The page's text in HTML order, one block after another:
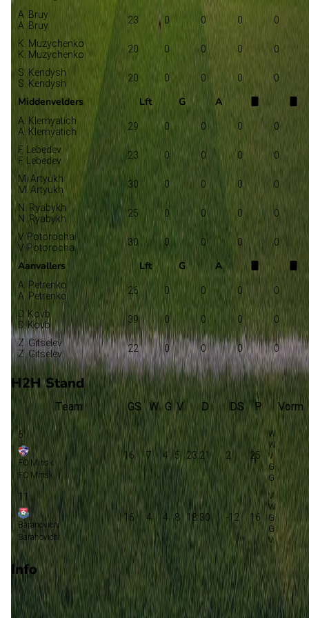
A. Bruy
A. Bruy
23 0 0 0 0
K. Muzychenko
K. Muzychenko
20 0 0 0 0
S. Kendysh
S. Kendysh
20 0 0 0 0
Middenvelders Lft G A
A. Klemyatich
A. Klemyatich
29 0 0 0 0
F. Lebedev
F. Lebedev
23 0 0 0 0
M. Artyukh
M. Artyukh
30 0 0 0 0
N. Ryabykh
N. Ryabykh
25 0 0 0 0
V. Potorocha
V. Potorocha
30 0 0 0 0
Aanvallers Lft G A
A. Petrenko
A. Petrenko
26 0 0 0 0
D. Kovb
D. Kovb
39 0 0 0 0
Z. Gitselev
Z. Gitselev
22 0 0 0 0
H2H Stand
Team GS W G V D DS P Vorm
6
FC Minsk
FC Minsk
16 7 4 5 23:21 2 25
11
Baranovichi
Baranovichi
16 4 4 8 18:30 -12 16
Info
Op 24 oktober 2026 gaat FC Minsk de strijd aan met
Baranovichi. De wedstrijd wordt afgetrapt om 15:00 en wordt